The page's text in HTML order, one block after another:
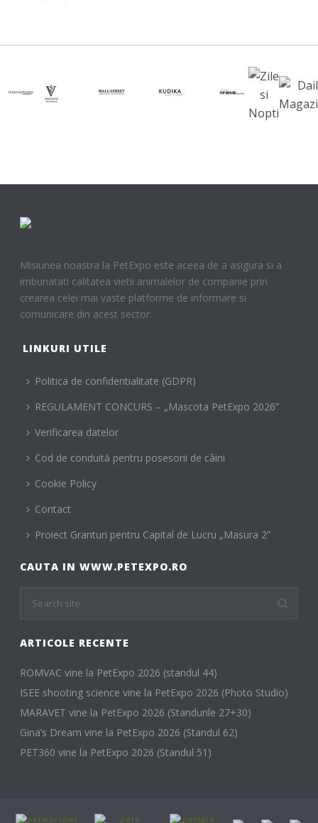
Misiunea noastra la PetExpo este aceea de a asigura si a
imbunatati calitatea vietii animalelor de companie prin
crearea celei mai vaste platforme de informare si
comunicare din acest sector.
LINKURI UTILE
Politica de confidentialitate (GDPR)
REGULAMENT CONCURS – „Mascota PetExpo 2026”
Verificarea datelor
Cod de conduită pentru posesorii de câini
Cookie Policy
Contact
Proiect Granturi pentru Capital de Lucru „Masura 2”
CAUTA IN WWW.PETEXPO.RO
ARTICOLE RECENTE
ROMVAC vine la PetExpo 2026 (standul 44)
ISEE shooting science vine la PetExpo 2026 (Photo Studio)
MARAVET vine la PetExpo 2026 (Standurile 27+30)
Gina’s Dream vine la PetExpo 2026 (Standul 62)
PET360 vine la PetExpo 2026 (Standul 51)